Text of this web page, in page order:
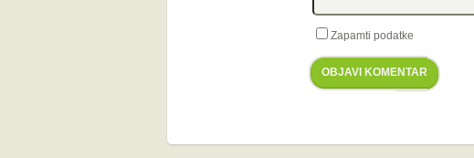
Zapamti podatke
OBJAVI KOMENTAR